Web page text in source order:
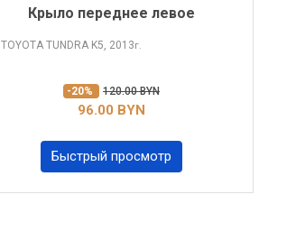
Крыло переднее левое
TOYOTA TUNDRA K5, 2013г.
-20% 120.00 BYN
96.00 BYN
Быстрый просмотр